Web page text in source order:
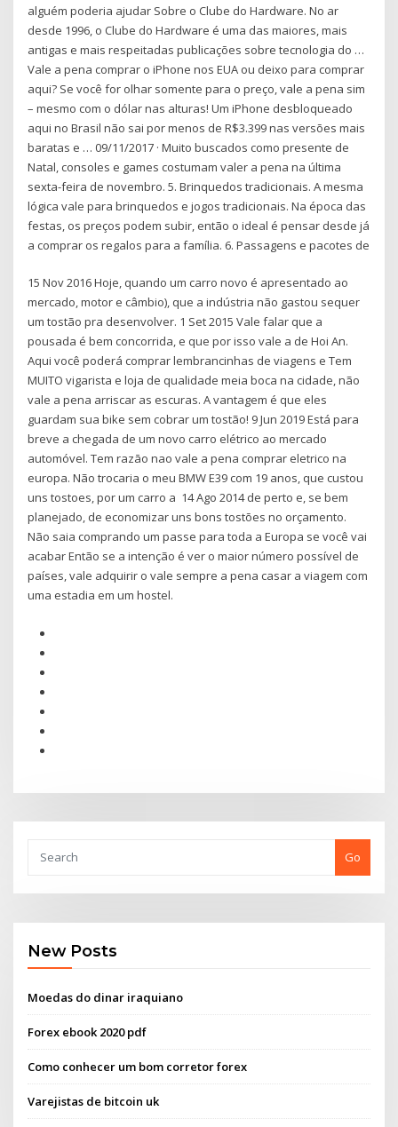
alguém poderia ajudar Sobre o Clube do Hardware. No ar
desde 1996, o Clube do Hardware é uma das maiores, mais
antigas e mais respeitadas publicações sobre tecnologia do …
Vale a pena comprar o iPhone nos EUA ou deixo para comprar
aqui? Se você for olhar somente para o preço, vale a pena sim
– mesmo com o dólar nas alturas! Um iPhone desbloqueado
aqui no Brasil não sai por menos de R$3.399 nas versões mais
baratas e … 09/11/2017 · Muito buscados como presente de
Natal, consoles e games costumam valer a pena na última
sexta-feira de novembro. 5. Brinquedos tradicionais. A mesma
lógica vale para brinquedos e jogos tradicionais. Na época das
festas, os preços podem subir, então o ideal é pensar desde já
a comprar os regalos para a família. 6. Passagens e pacotes de
15 Nov 2016 Hoje, quando um carro novo é apresentado ao
mercado, motor e câmbio), que a indústria não gastou sequer
um tostão pra desenvolver. 1 Set 2015 Vale falar que a
pousada é bem concorrida, e que por isso vale a de Hoi An.
Aqui você poderá comprar lembrancinhas de viagens e Tem
MUITO vigarista e loja de qualidade meia boca na cidade, não
vale a pena arriscar as escuras. A vantagem é que eles
guardam sua bike sem cobrar um tostão! 9 Jun 2019 Está para
breve a chegada de um novo carro elétrico ao mercado
automóvel. Tem razāo nao vale a pena comprar eletrico na
europa. Não trocaria o meu BMW E39 com 19 anos, que custou
uns tostoes, por um carro a 14 Ago 2014 de perto e, se bem
planejado, de economizar uns bons tostões no orçamento.
Não saia comprando um passe para toda a Europa se você vai
acabar Então se a intenção é ver o maior número possível de
países, vale adquirir o vale sempre a pena casar a viagem com
uma estadia em um hostel.
Go
New Posts
Moedas do dinar iraquiano
Forex ebook 2020 pdf
Como conhecer um bom corretor forex
Varejistas de bitcoin uk